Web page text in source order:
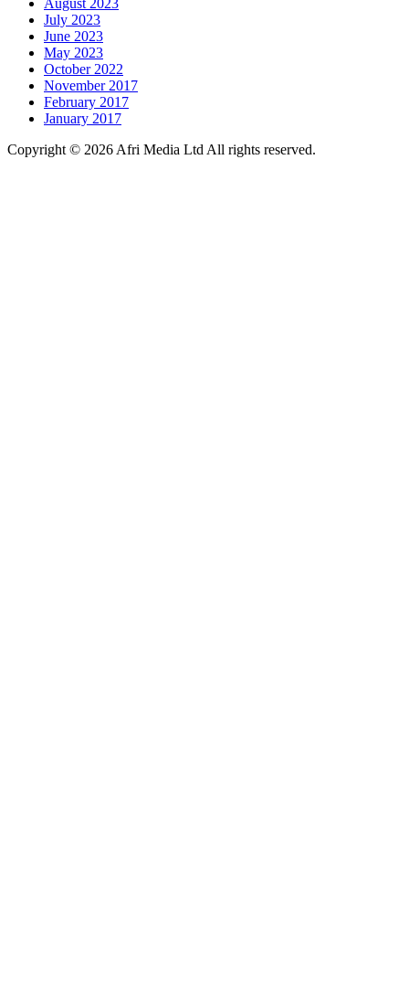
August 2023
July 2023
June 2023
May 2023
October 2022
November 2017
February 2017
January 2017
Copyright © 2026 Afri Media Ltd All rights reserved.